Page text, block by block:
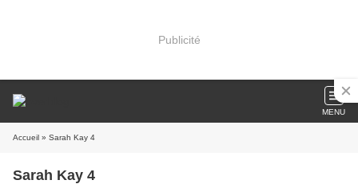
Publicité
MENU
Accueil » Sarah Kay 4
Sarah Kay 4